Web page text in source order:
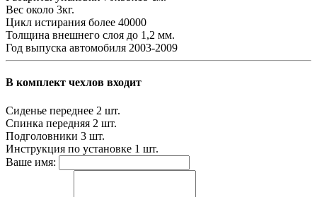
Вес около 3кг.
Цикл истирания более 40000
Толщина внешнего слоя до 1,2 мм.
Год выпуска автомобиля 2003-2009
В комплект чехлов входит
Сиденье переднее 2 шт.
Спинка передняя 2 шт.
Подголовники 3 шт.
Инструкция по установке 1 шт.
Ваше имя: